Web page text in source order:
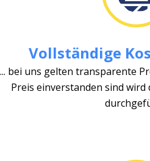
Vollständige
... bei uns gelten transparente
Preis einverstanden sind